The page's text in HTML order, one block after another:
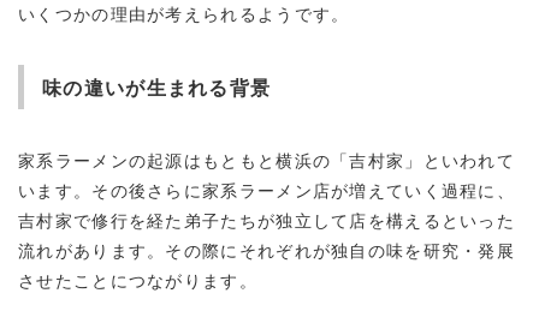
いくつかの理由が考えられるようです。
味の違いが生まれる背景
家系ラーメンの起源はもともと横浜の「吉村家」といわれて
います。その後さらに家系ラーメン店が増えていく過程に、
吉村家で修行を経た弟子たちが独立して店を構えるといった
流れがあります。その際にそれぞれが独自の味を研究・発展
させたことにつながります。